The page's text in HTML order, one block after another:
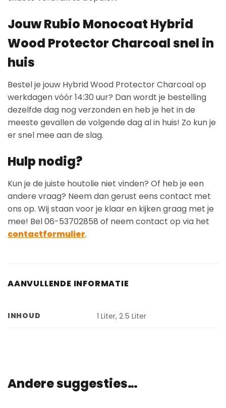
Jouw Rubio Monocoat Hybrid
Wood Protector Charcoal snel in
huis
Bestel je jouw Hybrid Wood Protector Charcoal op
werkdagen vóór 14:30 uur? Dan wordt je bestelling
dezelfde dag nog verzonden en heb je het in de
meeste gevallen de volgende dag al in huis! Zo kun je
er snel mee aan de slag.
Hulp nodig?
Kun je de juiste houtolie niet vinden? Of heb je een
andere vraag? Neem dan gerust eens contact met
ons op. Wij staan voor je klaar en kijken graag met je
mee! Bel 06-53702858 of neem contact op via het
contactformulier.
AANVULLENDE INFORMATIE
INHOUD 1 Liter, 2.5 Liter
Andere suggesties…